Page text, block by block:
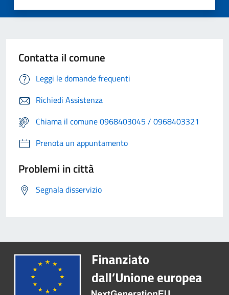
Contatta il comune
Leggi le domande frequenti
Richiedi Assistenza
Chiama il comune 0968403045 / 0968403321
Prenota un appuntamento
Problemi in città
Segnala disservizio